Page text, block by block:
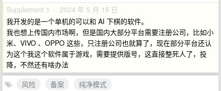
Supplement 1 · 2024 年 5 月 15 日
我开发的是一个单机的可以和 AI 下棋的软件。
我也想上传国内市场啊，但是国内大部分平台需要注册公司，比如小
米、VIVO 、OPPO 这些，只注册公司也就算了，现在部分平台还认
为这个我这个软件属于游戏，需要提供版号，这直接整死人了，投
降，不然还有啥办法
风险
备案
纯净模式